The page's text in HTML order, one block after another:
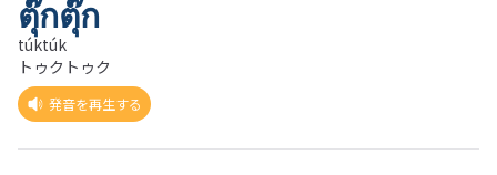
ตุ๊กตุ๊ก
túktúk
トゥクトゥク
発音を再生する